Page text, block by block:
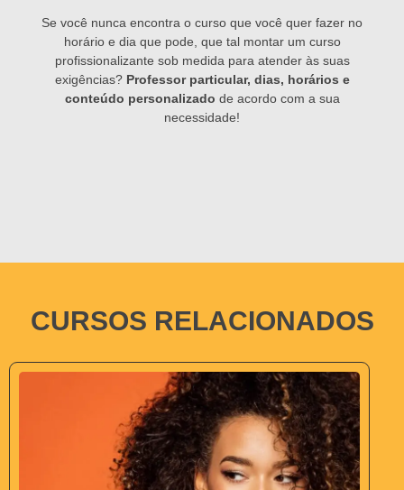
Se você nunca encontra o curso que você quer fazer no
horário e dia que pode, que tal montar um curso
profissionalizante sob medida para atender às suas
exigências? Professor particular, dias, horários e
conteúdo personalizado de acordo com a sua
necessidade!
CURSOS RELACIONADOS